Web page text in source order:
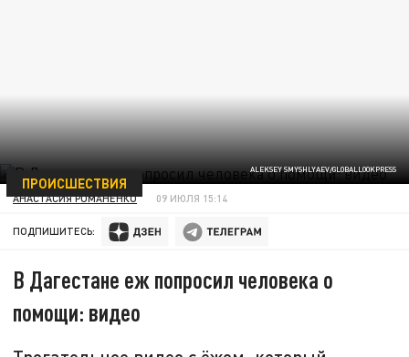
ALEKSEY SMYSHLYAEV/GLOBALLOOKPRESS
ПРОИСШЕСТВИЯ
АНАСТАСИЯ РОМАНЕНКО 09 ИЮЛЯ 15:14
ПОДПИШИТЕСЬ:
В Дагестане еж попросил человека о
помощи: видео